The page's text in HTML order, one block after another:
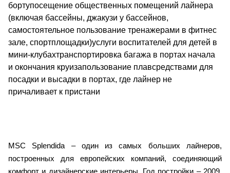
MSC Splendida – один из самых больших лайнеров,
построенных для европейских компаний, соединяющий
комфорт и дизайнерские интерьеры. Год постройки – 2009,
бортупосещение общественных помещений лайнера
(включая бассейны, джакузи у бассейнов,
самостоятельное пользование тренажерами в фитнес
зале, спортплощадки)услуги воспитателей для детей в
мини-клубахтранспортировка багажа в портах начала
и окончания круизапользование плавсредствами для
посадки и высадки в портах, где лайнер не
причаливает к пристани